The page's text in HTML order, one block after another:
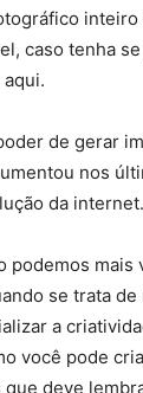
inteiro
caso tenha
de gerar
nos
da internet.
podemos mais
se trata
a
você pode
que deve